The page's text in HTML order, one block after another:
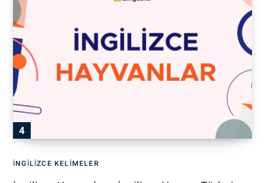
İNGILIZCE KELIMELER